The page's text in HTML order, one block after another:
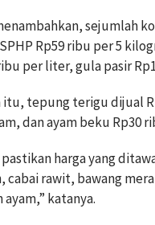
sejumlah
Rp59 ribu per 5
per liter, gula pasir
itu, tepung terigu dijual
dan ayam beku Rp30
pastikan harga yang
cabai rawit, bawang
ayam,” katanya.